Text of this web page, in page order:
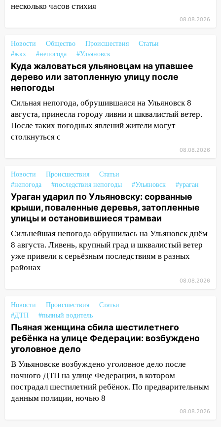
13:08 Ураган ударил по Ульяновску:
сорванные крыши, поваленные деревья,
трамваи
12:17 Ульяновск накрыл крупный град:
после ливня город снова уходит под
воду
12:12 Прокуратура взяла на контроль
ДТП с шестилетним ребёнком на улице
Федерации
12:01 Пьяная женщина сбила
11:16
В Ульяновске ищут 37-летнего
мужчину, пропавшего ещё 19 июля
10:30 От мотофристайла до прогулки с
хаски: куда сходить в Ульяновской
области 8–9 августа
10:11 Директора ульяновской
«Нефтяной топливной компании» будут
судить за неуплату 48,4 млн рублей
09:28
Дети на дорогах: пострадали
велосипедисты, мотоциклисты и
пешеходы. Обзор крупных аварий в
Ульяновской области
08:30 Поджог со свечой, 16 сгоревших
домов и выстрел за водку
07:50 Какая погоды будет днем 8
августа
несколько часов стихия
08.08.2026
Новости Общество Происшествия
Статьи
#жкх
#непогода #Ульяновск
Куда жаловаться ульяновцам на упавшее
дерево или затопленную улицу после
непогоды
Сильная непогода, обрушившаяся на Ульяновск 8
августа, принесла городу ливни и шквалистый ветер.
После таких погодных явлений жители могут
столкнуться с
08.08.2026
Новости Происшествия
Статьи
#непогода
#последствия непогоды #Ульяновск #ураган
Ураган ударил по Ульяновску: сорванные
крыши, поваленные деревья, затопленные
улицы и остановившиеся трамваи
Сильнейшая непогода обрушилась на Ульяновск днём
8 августа. Ливень, крупный град и шквалистый ветер
уже привели к серьёзным последствиям в разных
районах
08.08.2026
Новости Происшествия
Статьи
#ДТП
#пьяный водитель
Пьяная женщина сбила шестилетнего
ребёнка на улице Федерации: возбуждено
уголовное дело
В Ульяновске возбуждено уголовное дело после
ночного ДТП на улице Федерации, в котором
пострадал шестилетний ребёнок. По предварительным
данным полиции, ночью 8
08.08.2026